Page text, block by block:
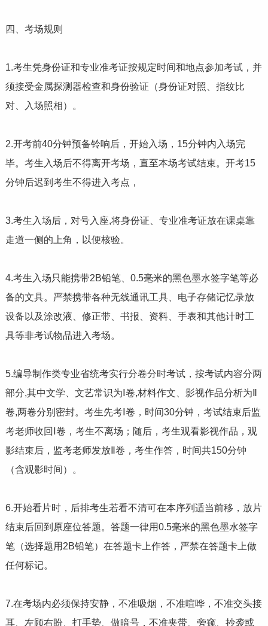
四、考场规则
1.考生凭身份证和专业准考证按规定时间和地点参加考试，并
须接受金属探测器检查和身份验证（身份证对照、指纹比
对、入场照相）。
2.开考前40分钟预备铃响后，开始入场，15分钟内入场完
毕。考生入场后不得离开考场，直至本场考试结束。开考15
分钟后迟到考生不得进入考点，
3.考生入场后，对号入座,将身份证、专业准考证放在课桌靠
走道一侧的上角，以便核验。
4.考生入场只能携带2B铅笔、0.5毫米的黑色墨水签字笔等必
备的文具。严禁携带各种无线通讯工具、电子存储记忆录放
设备以及涂改液、修正带、书报、资料、手表和其他计时工
具等非考试物品进入考场。
5.编导制作类专业省统考实行分卷分时考试，按考试内容分两
部分,其中文学、文艺常识为Ⅰ卷,材料作文、影视作品分析为Ⅱ
卷,两卷分别密封。考生先考Ⅰ卷，时间30分钟，考试结束后监
考老师收回Ⅰ卷，考生不离场；随后，考生观看影视作品，观
影结束后，监考老师发放Ⅱ卷，考生作答，时间共150分钟
（含观影时间）。
6.开始看片时，后排考生若看不清可在本序列适当前移，放片
结束后回到原座位答题。答题一律用0.5毫米的黑色墨水签字
笔（选择题用2B铅笔）在答题卡上作答，严禁在答题卡上做
任何标记。
7.在考场内必须保持安静，不准吸烟，不准喧哗，不准交头接
耳、左顾右盼、打手势、做暗号，不准夹带、旁窥、抄袭或